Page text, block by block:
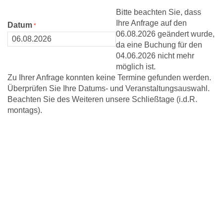
Datum
Bitte beachten Sie, dass
Ihre Anfrage auf den
06.08.2026 geändert wurde,
da eine Buchung für den
04.06.2026 nicht mehr
möglich ist.
Zu Ihrer Anfrage konnten keine Termine gefunden werden.
Überprüfen Sie Ihre Datums- und Veranstaltungsauswahl.
Beachten Sie des Weiteren unsere Schließtage (i.d.R.
montags).